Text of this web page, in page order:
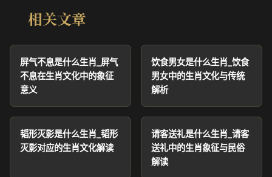
相关文章
屏气不息是什么生肖_屏气
不息在生肖文化中的象征
意义
饮食男女是什么生肖_饮食
男女中的生肖文化与传统
解析
韬形灭影是什么生肖_韬形
灭影对应的生肖文化解读
请客送礼是什么生肖_请客
送礼中的生肖象征与民俗
解读